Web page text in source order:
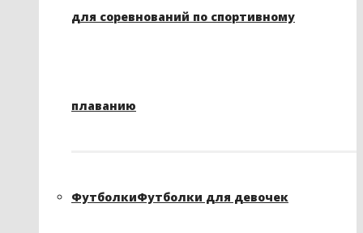
для соревнований по спортивному
плаванию
ФутболкиФутболки для девочек